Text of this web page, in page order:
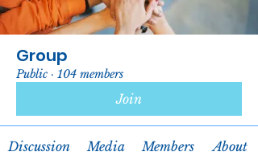
Group
Public · 104 members
Join
Discussion Media Members About